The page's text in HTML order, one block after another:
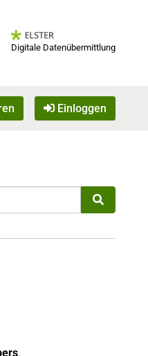
Digitale Datenübermittlung
Einloggen
.